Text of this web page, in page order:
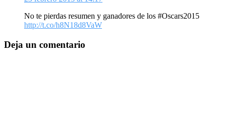
No te pierdas resumen y ganadores de los #Oscars2015
http://t.co/h8N18d8VaW
Deja un comentario